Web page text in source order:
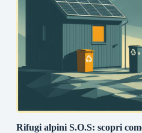
Rifugi alpini S.O.S: scopri